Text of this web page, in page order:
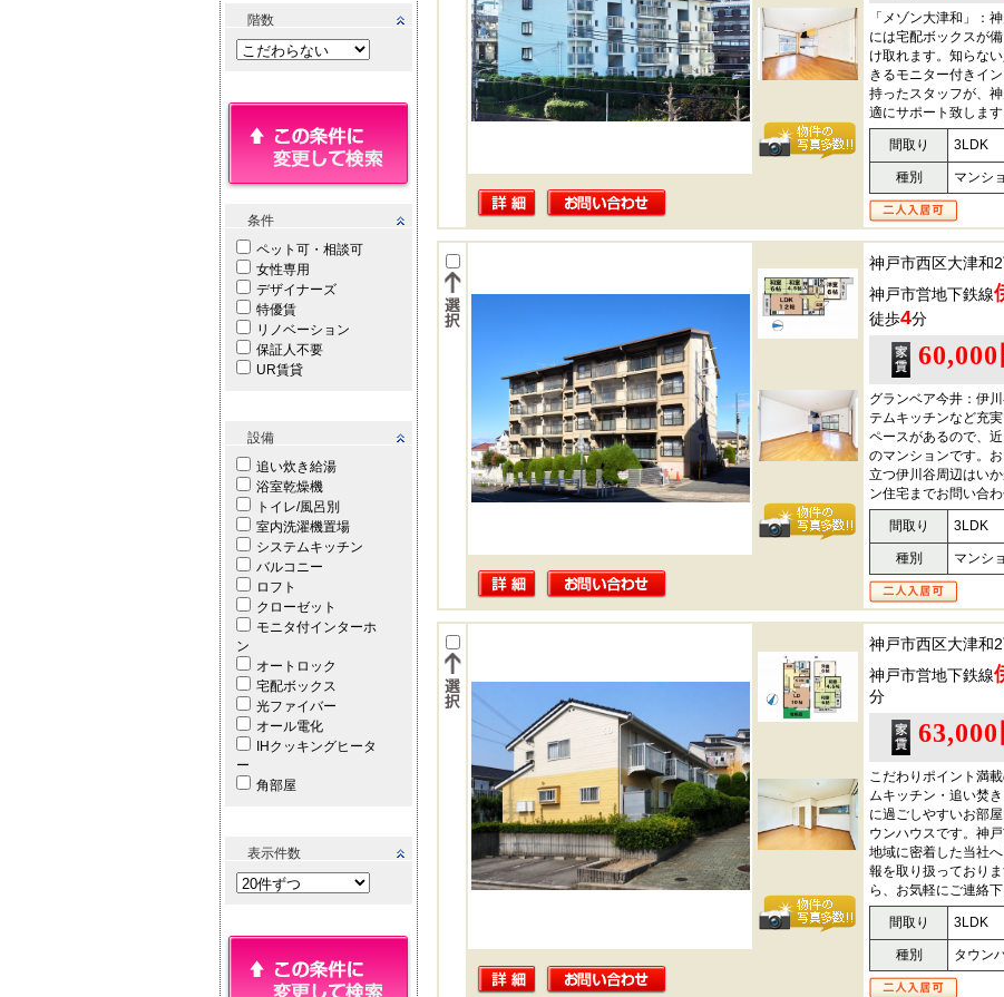
階数
条件
ペット可・相談可
女性専用
デザイナーズ
特優賃
リノベーション
保証人不要
UR賃貸
設備
追い炊き給湯
浴室乾燥機
トイレ/風呂別
室内洗濯機置場
システムキッチン
バルコニー
ロフト
クローゼット
モニタ付インターホ
ン
オートロック
宅配ボックス
光ファイバー
オール電化
IHクッキングヒータ
ー
角部屋
表示件数
「メゾン大津和」：
には宅配ボックスが
け取れます。知らな
きるモニター付きイ
持ったスタッフが、
適にサポート致しま
間取り 3LDK
種別 マンシ
神戸市西区大津和2
神戸市営地下鉄線
徒歩4分
60,000
グランベア今井：伊
テムキッチンなど充
ペースがあるので、
のマンションです。
立つ伊川谷周辺はい
ン住宅までお問い合わ
間取り 3LDK
種別 マンシ
神戸市西区大津和2
神戸市営地下鉄線
分
63,000
こだわりポイント満
ムキッチン・追い焚
に過ごしやすいお部
ウンハウスです。神
地域に密着した当社
報を取り扱っており
ら、お気軽にご連絡下
間取り 3LDK
種別 タウン